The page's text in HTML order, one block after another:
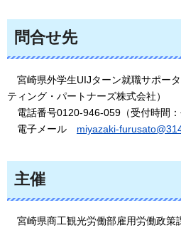
問合せ先
宮崎県外学生UIJターン就職サポー
ティング・パートナーズ株式会社）
電話番号0120-946-059（受付時間：
電子メール
miyazaki-
主催
宮崎県商工観光労働部雇用労働政策